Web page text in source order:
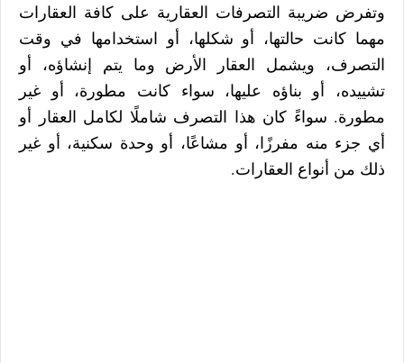
وتفرض ضريبة التصرفات العقارية على كافة العقارات
مهما كانت حالتها، أو شكلها، أو استخدامها في وقت
التصرف، ويشمل العقار الأرض وما يتم إنشاؤه، أو
تشييده، أو بناؤه عليها، سواء كانت مطورة، أو غير
مطورة. سواءً كان هذا التصرف شاملًا لكامل العقار أو
أي جزء منه مفرزًا، أو مشاعًا، أو وحدة سكنية، أو غير
ذلك من أنواع العقارات.